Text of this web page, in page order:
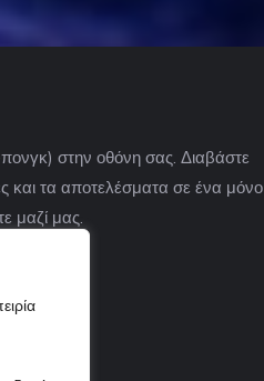
πονγκ) στην οθόνη σας. Διαβάστε
και τα αποτελέσματα σε ένα μόνο
μαζί μας.